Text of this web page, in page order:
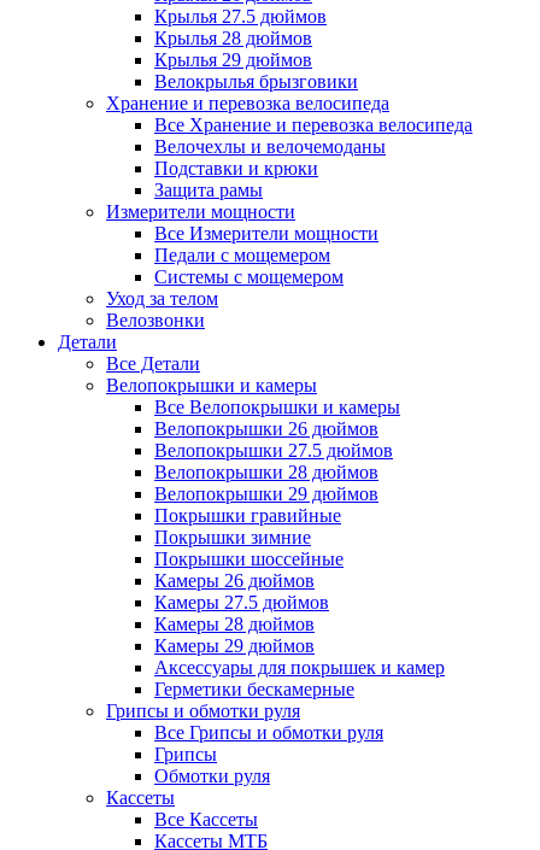
Крылья 27.5 дюймов
Крылья 28 дюймов
Крылья 29 дюймов
Велокрылья брызговики
Хранение и перевозка велосипеда
Все Хранение и перевозка велосипеда
Велочехлы и велочемоданы
Подставки и крюки
Защита рамы
Измерители мощности
Все Измерители мощности
Педали с мощемером
Системы с мощемером
Уход за телом
Велозвонки
Детали
Все Детали
Велопокрышки и камеры
Все Велопокрышки и камеры
Велопокрышки 26 дюймов
Велопокрышки 27.5 дюймов
Велопокрышки 28 дюймов
Велопокрышки 29 дюймов
Покрышки гравийные
Покрышки зимние
Покрышки шоссейные
Камеры 26 дюймов
Камеры 27.5 дюймов
Камеры 28 дюймов
Камеры 29 дюймов
Аксессуары для покрышек и камер
Герметики бескамерные
Грипсы и обмотки руля
Все Грипсы и обмотки руля
Грипсы
Обмотки руля
Кассеты
Все Кассеты
Кассеты МТБ